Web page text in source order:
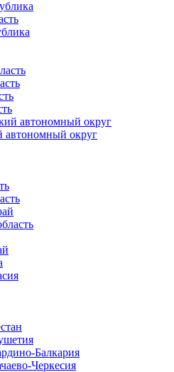
автономный округ
автономный округ
Балкария
Черкесия